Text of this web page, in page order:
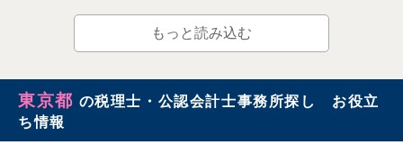
もっと読み込む
東京都 の税理士・公認会計士事務所探し お役立
ち情報